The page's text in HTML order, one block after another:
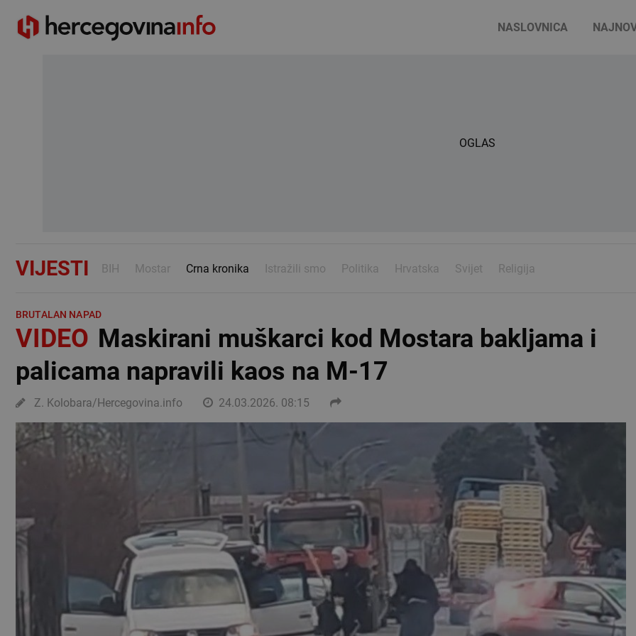
NASLOVNICA
OGLAS
VIJESTI BIH Mostar Crna kronika Istražili smo Politika Hrvatska Svijet Religija
BRUTALAN NAPAD
VIDEOMaskirani muškarci kod Mostara bakljama i
palicama napravili kaos na M-17
Z. Kolobara/Hercegovina.info 24.03.2026. 08:15